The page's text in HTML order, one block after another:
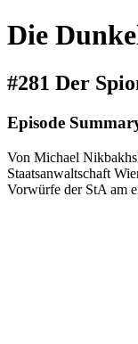
Die
#281 Der
Episode
Von Michael
Staatsanwaltschaft
Vorwürfe der StA am